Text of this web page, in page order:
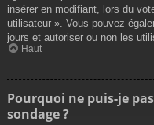
insérer en modifiant, lors du
utilisateur ». Vous pouvez
jours et autoriser ou non les
Haut
Pourquoi ne puis-je
sondage ?